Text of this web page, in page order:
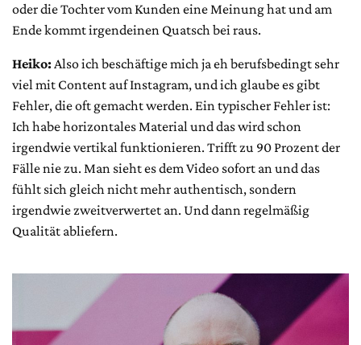
oder die Tochter vom Kunden eine Meinung hat und am
Ende kommt irgendeinen Quatsch bei raus.
Heiko:Also ich beschäftige mich ja eh berufsbedingt sehr
viel mit Content auf Instagram, und ich glaube es gibt
Fehler, die oft gemacht werden. Ein typischer Fehler ist:
Ich habe horizontales Material und das wird schon
irgendwie vertikal funktionieren. Trifft zu 90 Prozent der
Fälle nie zu. Man sieht es dem Video sofort an und das
fühlt sich gleich nicht mehr authentisch, sondern
irgendwie zweitverwertet an. Und dann regelmäßig
Qualität abliefern.